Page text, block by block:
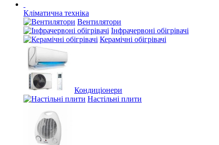
Кліматична техніка
Вентилятори
Інфрачервоні обігрівачі
Керамічні обігрівачі
Кондиціонери
Настільні плити